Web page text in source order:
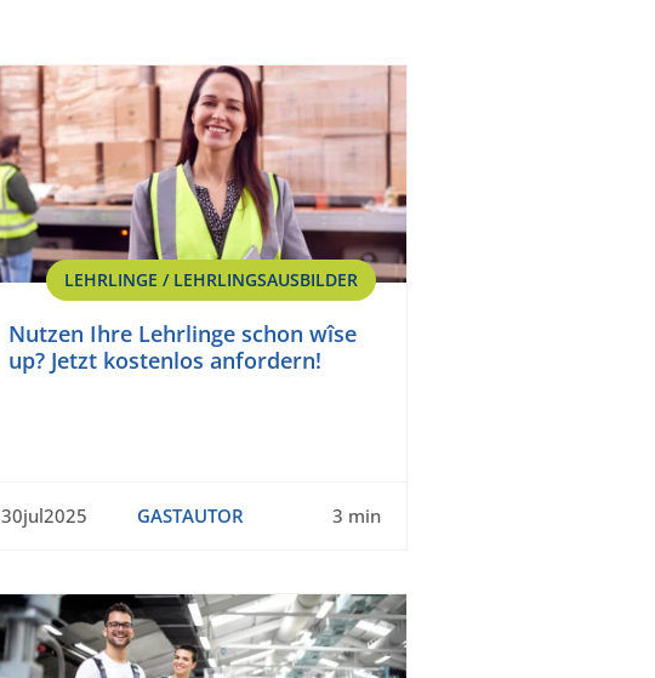
LEHRLINGE / LEHRLINGSAUSBILDER
Nutzen Ihre Lehrlinge schon wîse
up? Jetzt kostenlos anfordern!
30jul2025 GASTAUTOR 3 min